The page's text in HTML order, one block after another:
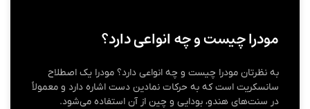
مودرا چیست و چه انواعی دارد؟
به نظرتان مودرا چیست و چه انواعی دارد؟ مودرا یک اصطلاح
سانسکریت است که به حرکات نمادین دست اشاره دارد و معمولاً
در سنت‌های هندو، بودایی و چین از آن استفاده می‌شود.